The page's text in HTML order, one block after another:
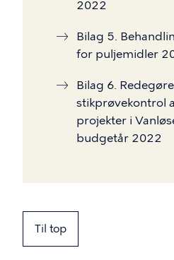
2022
Bilag 5.
for puljemidler
Bilag 6.
stikprøvekontrol
projekter i
budgetår 2022
Til top